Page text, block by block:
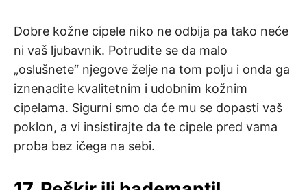
Dobre kožne cipele niko ne odbija pa tako neće
ni vaš ljubavnik. Potrudite se da malo
„oslušnete“ njegove želje na tom polju i onda ga
iznenadite kvalitetnim i udobnim kožnim
cipelama. Sigurni smo da će mu se dopasti vaš
poklon, a vi insistirajte da te cipele pred vama
proba bez ičega na sebi.